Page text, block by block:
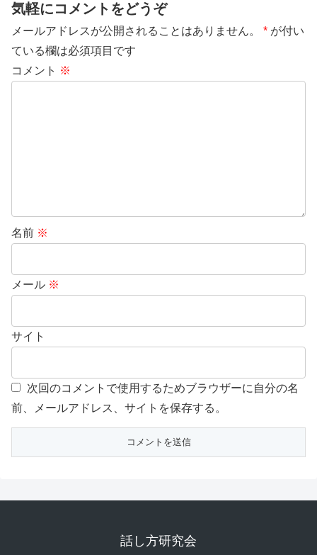
気軽にコメントをどうぞ
メールアドレスが公開されることはありません。 * が付い
ている欄は必須項目です
コメント ※
名前 ※
メール ※
サイト
次回のコメントで使用するためブラウザーに自分の名
前、メールアドレス、サイトを保存する。
話し方研究会